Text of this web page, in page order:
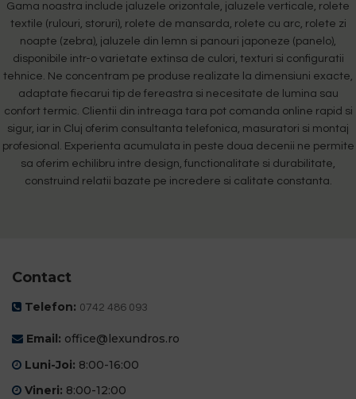
Gama noastra include jaluzele orizontale, jaluzele verticale, rolete
textile (rulouri, storuri), rolete de mansarda, rolete cu arc, rolete zi
noapte (zebra), jaluzele din lemn si panouri japoneze (panelo),
disponibile intr-o varietate extinsa de culori, texturi si configuratii
tehnice. Ne concentram pe produse realizate la dimensiuni exacte,
adaptate fiecarui tip de fereastra si necesitate de lumina sau
confort termic. Clientii din intreaga tara pot comanda online rapid si
sigur, iar in Cluj oferim consultanta telefonica, masuratori si montaj
profesional. Experienta acumulata in peste doua decenii ne permite
sa oferim echilibru intre design, functionalitate si durabilitate,
construind relatii bazate pe incredere si calitate constanta.
Contact
Telefon: 0742 486 093
Email: office@lexundros.ro
Luni-Joi: 8:00-16:00
Vineri: 8:00-12:00